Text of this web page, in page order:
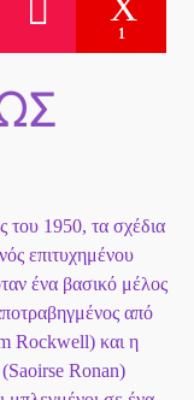
1
του 1950, τα σχέδια
επιτυχημένου
ένα βασικό μέλος
από
Rockwell) και η
Ronan)